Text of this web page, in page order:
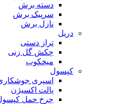
دسته برش
سرپیک برش
نازل برش
دریل
تراز دستی
چکش گل زنی
میخکوب
کپسول
اسپری
پالت اکسیژن
چرخ حمل